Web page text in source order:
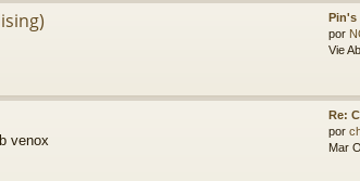
Pin's
por
Vie
venox
Re:
por
Mar